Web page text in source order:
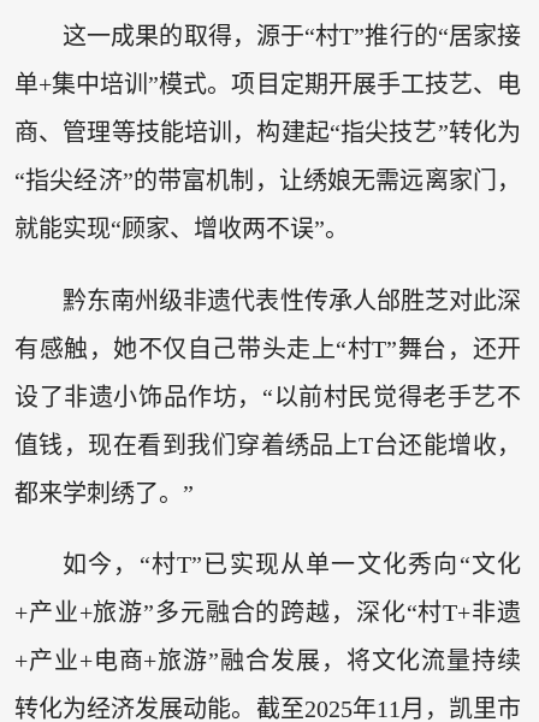
这一成果的取得，源于“村T”推行的“居家接
单+集中培训”模式。项目定期开展手工技艺、电
商、管理等技能培训，构建起“指尖技艺”转化为
“指尖经济”的带富机制，让绣娘无需远离家门，
就能实现“顾家、增收两不误”。
黔东南州级非遗代表性传承人邰胜芝对此深
有感触，她不仅自己带头走上“村T”舞台，还开
设了非遗小饰品作坊，“以前村民觉得老手艺不
值钱，现在看到我们穿着绣品上T台还能增收，
都来学刺绣了。”
如今，“村T”已实现从单一文化秀向“文化
+产业+旅游”多元融合的跨越，深化“村T+非遗
+产业+电商+旅游”融合发展，将文化流量持续
转化为经济发展动能。截至2025年11月，凯里市